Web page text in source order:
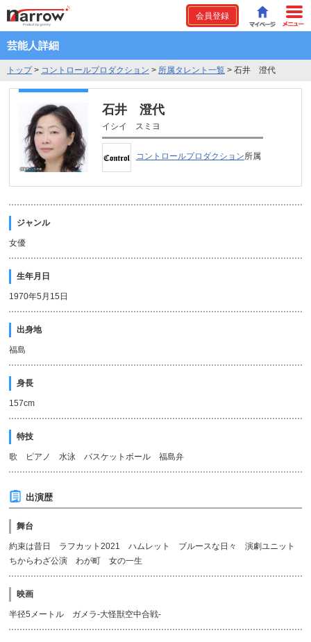
会員登録
芸能人詳細
トップ> コントロールプロダクション > 所属タレント一覧 > 石井 澄代
石井 澄代
イシイ スミヨ
コントロールプロダクション所属
ジャンル
女優
生年月日
1970年5月15日
出身地
福島
身長
157cm
特技
歌 ピアノ 水泳 バスケットボール 福島弁
出演歴
舞台
約束は昔日 ラフカット2021 ハムレット ブルースな日々 演劇ユニット
ちからわざ公演 わが町 女の一生
映画
半径5メートル ガメラ-大怪獣空中合戦-